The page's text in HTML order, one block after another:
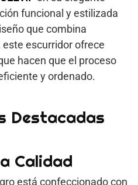
funcional y estilizada
que combina
escurridor ofrece
hacen que el proceso
y ordenado.
Destacadas
Calidad
está confeccionado con